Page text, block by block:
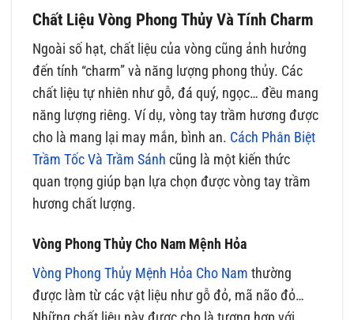
Chất Liệu Vòng Phong Thủy Và Tính Charm
Ngoài số hạt, chất liệu của vòng cũng ảnh hưởng
đến tính “charm” và năng lượng phong thủy. Các
chất liệu tự nhiên như gỗ, đá quý, ngọc… đều mang
năng lượng riêng. Ví dụ, vòng tay trầm hương được
cho là mang lại may mắn, bình an. Cách Phân Biệt
Trầm Tốc Và Trầm Sánh cũng là một kiến thức
quan trọng giúp bạn lựa chọn được vòng tay trầm
hương chất lượng.
Vòng Phong Thủy Cho Nam Mệnh Hỏa
Vòng Phong Thủy Mệnh Hỏa Cho Nam thường
được làm từ các vật liệu như gỗ đỏ, mã não đỏ…